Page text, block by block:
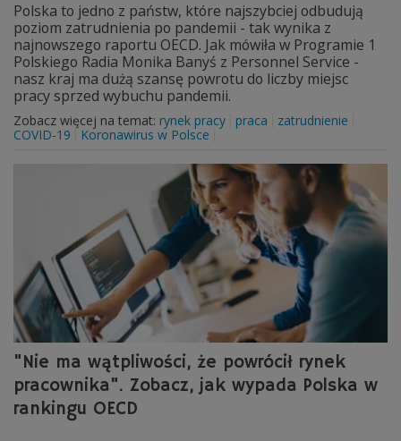
Polska to jedno z państw, które najszybciej odbudują
poziom zatrudnienia po pandemii - tak wynika z
najnowszego raportu OECD. Jak mówiła w Programie 1
Polskiego Radia Monika Banyś z Personnel Service -
nasz kraj ma dużą szansę powrotu do liczby miejsc
pracy sprzed wybuchu pandemii.
Zobacz więcej na temat: rynek pracy praca
zatrudnienie
COVID-19
Koronawirus w Polsce
"Nie ma wątpliwości, że powrócił rynek
pracownika". Zobacz, jak wypada Polska w
rankingu OECD